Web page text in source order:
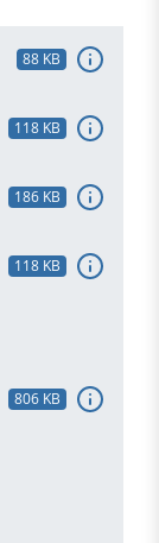
88 KB
118 KB
186 KB
118 KB
806 KB